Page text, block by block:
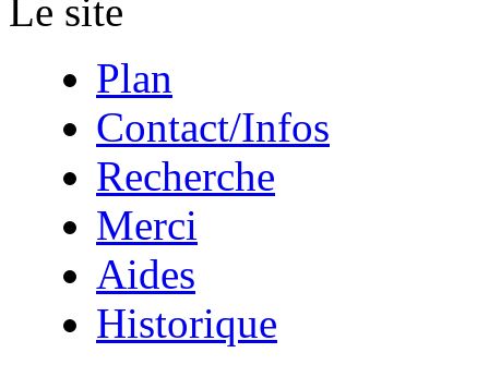
Le site
Plan
Contact/Infos
Recherche
Merci
Aides
Historique